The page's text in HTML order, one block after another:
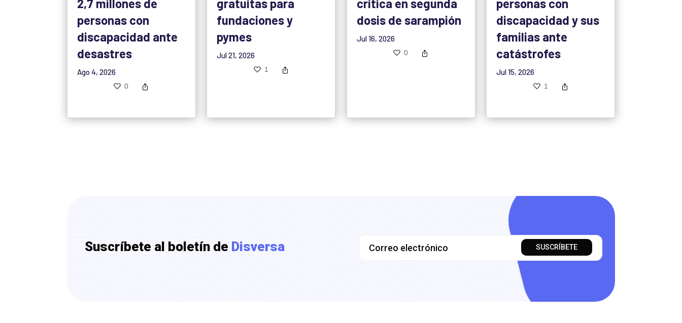
2,7 millones de
personas con
discapacidad ante
desastres
Ago 4, 2026
0
gratuitas para
fundaciones y
pymes
Jul 21, 2026
1
crítica en segunda
dosis de sarampión
Jul 16, 2026
0
personas con
discapacidad y sus
familias ante
catástrofes
Jul 15, 2026
1
Suscríbete al boletín de Disversa SUSCRÍBETE